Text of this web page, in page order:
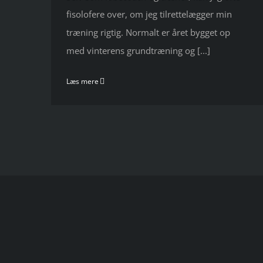
fisolofere over, om jeg tilrettelægger min
træning rigtig. Normalt er året bygget op
med vinterens grundtræning og [...]
Læs mere